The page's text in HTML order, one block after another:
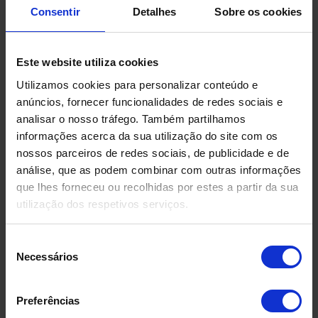
Consentir Detalhes Sobre os cookies
Este website utiliza cookies
Utilizamos cookies para personalizar conteúdo e
anúncios, fornecer funcionalidades de redes sociais e
analisar o nosso tráfego. Também partilhamos
informações acerca da sua utilização do site com os
nossos parceiros de redes sociais, de publicidade e de
análise, que as podem combinar com outras informações
que lhes forneceu ou recolhidas por estes a partir da sua
utilização dos respetivos serviços.
Necessários
Preferências
Produtos Relacionados